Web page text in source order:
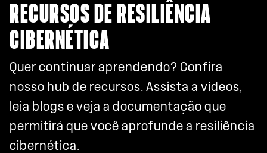
RECURSOS DE RESILIÊNCIA
CIBERNÉTICA
Quer continuar aprendendo? Confira
nosso hub de recursos. Assista a vídeos,
leia blogs e veja a documentação que
permitirá que você aprofunde a resiliência
cibernética.